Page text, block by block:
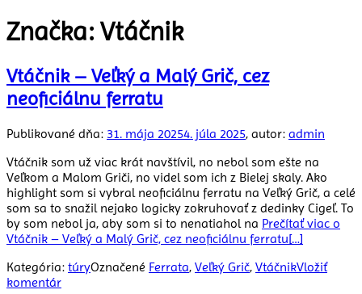
Značka: Vtáčnik
Vtáčnik – Veľký a Malý Grič, cez
neoficiálnu ferratu
Publikované dňa: 31. mája 20254. júla 2025, autor: admin
Vtáčnik som už viac krát navštívil, no nebol som ešte na
Veľkom a Malom Griči, no videl som ich z Bielej skaly. Ako
highlight som si vybral neoficiálnu ferratu na Veľký Grič, a celé
som sa to snažil nejako logicky zokruhovať z dedinky Cigeľ. To
by som nebol ja, aby som si to nenatiahol na Prečítať viac o
Vtáčnik – Veľký a Malý Grič, cez neoficiálnu ferratu[…]
Kategória: túryOznačené Ferrata, Veľký Grič, VtáčnikVložiť
komentár